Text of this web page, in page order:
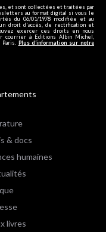
et sont collectées et traitées par
au format digital si vous le
du 06/01/1978 modifiée et au
droit d'accès, de rectification et
exercer ces droits en nous
courrier à Editions Albin Michel,
Plus d’information sur notre
& docs
humaines
livres